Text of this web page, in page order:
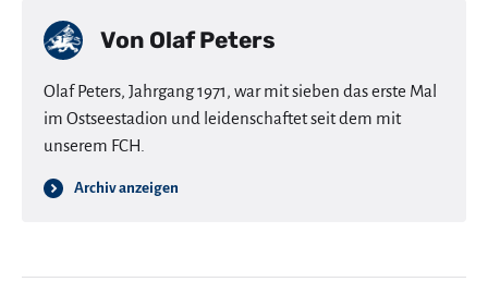
Von Olaf Peters
Olaf Peters, Jahrgang 1971, war mit sieben das erste Mal
im Ostseestadion und leidenschaftet seit dem mit
unserem FCH.
Archiv anzeigen